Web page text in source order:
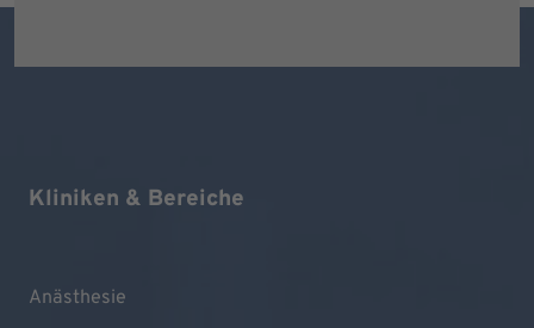
Kliniken & Bereiche
Anästhesie